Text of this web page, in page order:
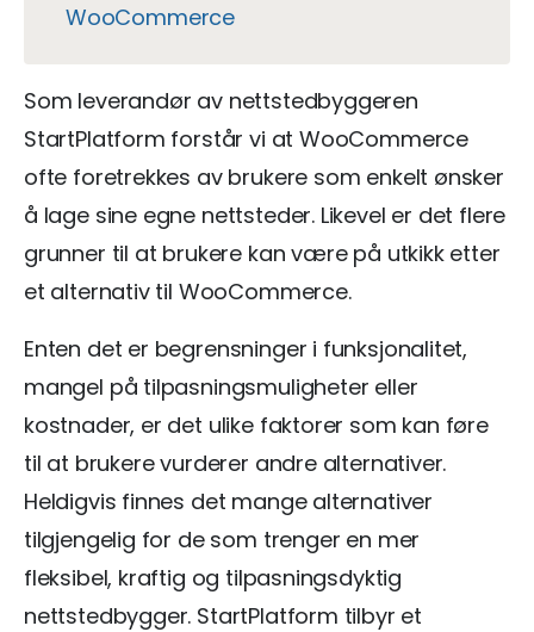
WooCommerce
Som leverandør av nettstedbyggeren
StartPlatform forstår vi at WooCommerce
ofte foretrekkes av brukere som enkelt ønsker
å lage sine egne nettsteder. Likevel er det flere
grunner til at brukere kan være på utkikk etter
et alternativ til WooCommerce.
Enten det er begrensninger i funksjonalitet,
mangel på tilpasningsmuligheter eller
kostnader, er det ulike faktorer som kan føre
til at brukere vurderer andre alternativer.
Heldigvis finnes det mange alternativer
tilgjengelig for de som trenger en mer
fleksibel, kraftig og tilpasningsdyktig
nettstedbygger. StartPlatform tilbyr et